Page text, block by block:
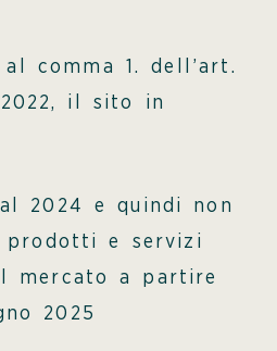
comma 1. dell’art.
il sito in
2024 e quindi non
prodotti e servizi
mercato a partire
2025